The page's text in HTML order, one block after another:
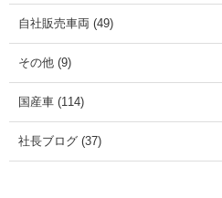
自社販売車両 (49)
その他 (9)
国産車 (114)
社長ブログ (37)